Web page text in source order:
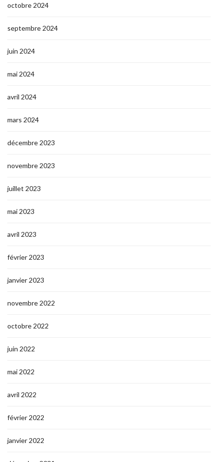
octobre 2024
septembre 2024
juin 2024
mai 2024
avril 2024
mars 2024
décembre 2023
novembre 2023
juillet 2023
mai 2023
avril 2023
février 2023
janvier 2023
novembre 2022
octobre 2022
juin 2022
mai 2022
avril 2022
février 2022
janvier 2022